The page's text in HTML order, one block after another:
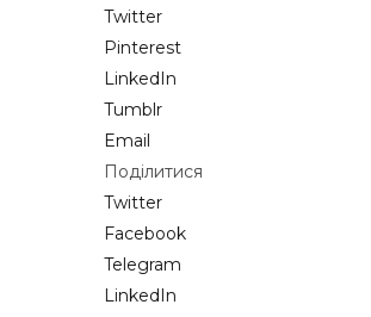
Twitter
Pinterest
LinkedIn
Tumblr
Email
Поділитися
Twitter
Facebook
Telegram
LinkedIn